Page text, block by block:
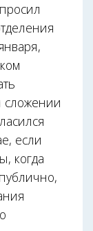
сложении
если
когда